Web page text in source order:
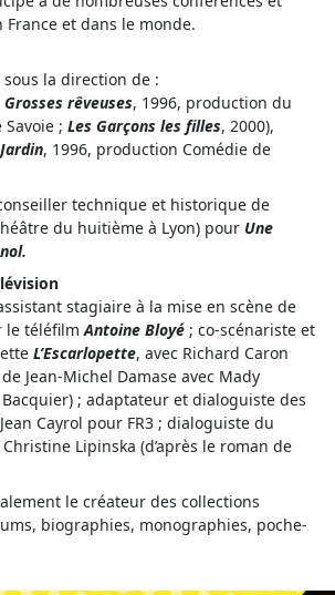
France et dans le monde.
la direction de :
Grosses rêveuses, 1996, production du
; Les Garçons les filles, 2000),
, 1996, production Comédie de
technique et historique de
du huitième à Lyon) pour Une
stagiaire à la mise en scène de
le téléfilmAntoine Bloyé ; co-scénariste et
L’Escarlopette, avec Richard Caron
Jean-Michel Damase avec Mady
; adaptateur et dialoguiste des
Cayrol pour FR3 ; dialoguiste du
Lipinska (d’après le roman de
le créateur des collections
biographies, monographies, poche-